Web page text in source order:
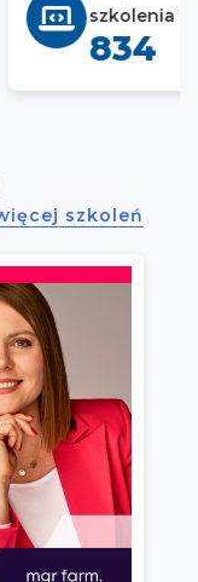
szkolenia
834
szkoleń